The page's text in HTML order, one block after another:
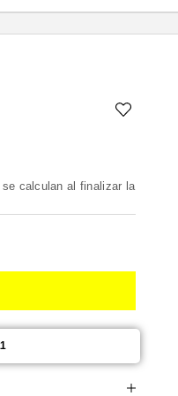
se calculan al finalizar la